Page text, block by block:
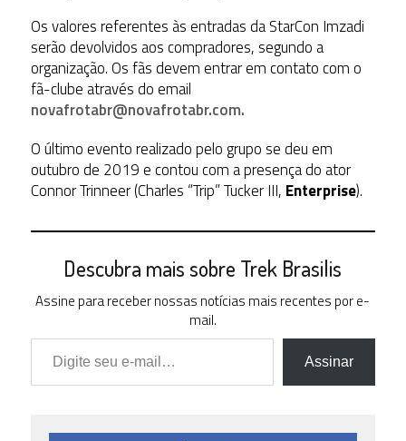
Os valores referentes às entradas da StarCon Imzadi
serão devolvidos aos compradores, segundo a
organização. Os fãs devem entrar em contato com o
fã-clube através do email
novafrotabr@novafrotabr.com.
O último evento realizado pelo grupo se deu em
outubro de 2019 e contou com a presença do ator
Connor Trinneer (Charles “Trip” Tucker III, Enterprise).
Descubra mais sobre Trek Brasilis
Assine para receber nossas notícias mais recentes por e-
mail.
Digite seu e-mail…
Assinar